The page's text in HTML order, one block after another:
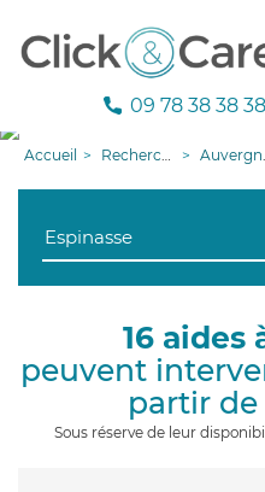
09 78 38 38 38
Accueil Recherche aide à domicile Auvergne-Rhône-Alpes
16 aides
peuvent
partir de
Sous réserve de leur